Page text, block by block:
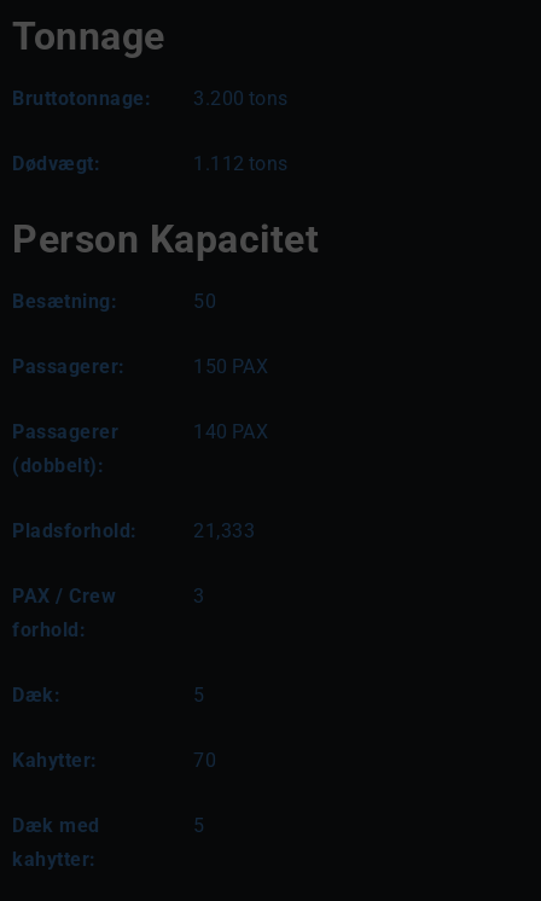
Tonnage
Bruttotonnage: 3.200 tons
Dødvægt: 1.112 tons
Person Kapacitet
Besætning: 50
Passagerer: 150 PAX
Passagerer
(dobbelt):
140 PAX
Pladsforhold: 21,333
PAX / Crew
forhold:
3
Dæk: 5
Kahytter: 70
Dæk med
kahytter:
5